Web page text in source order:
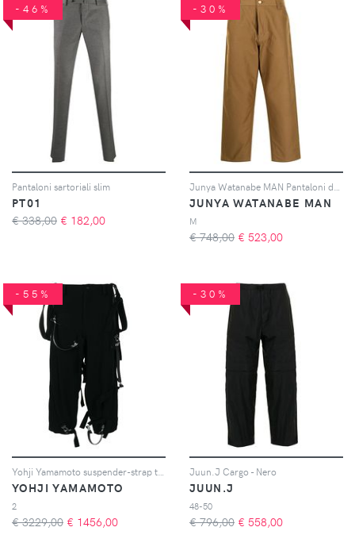
-46%
Pantaloni sartoriali slim
PT01
€ 338,00 € 182,00
-30%
JUNYA WATANABE MAN
M
€ 748,00 € 523,00
-55%
YOHJI YAMAMOTO
2
€ 3229,00 € 1456,00
-30%
Juun.J Cargo - Nero
JUUN.J
48-50
€ 796,00 € 558,00